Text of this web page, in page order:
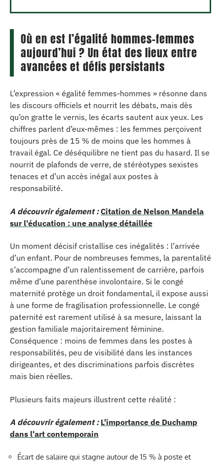
Où en est l’égalité hommes-femmes
aujourd’hui ? Un état des lieux entre
avancées et défis persistants
L’expression « égalité femmes-hommes » résonne dans
les discours officiels et nourrit les débats, mais dès
qu’on gratte le vernis, les écarts sautent aux yeux. Les
chiffres parlent d’eux-mêmes : les femmes perçoivent
toujours près de 15 % de moins que les hommes à
travail égal. Ce déséquilibre ne tient pas du hasard. Il se
nourrit de plafonds de verre, de stéréotypes sexistes
tenaces et d’un accès inégal aux postes à
responsabilité.
A découvrir également : Citation de Nelson Mandela
sur l'éducation : une analyse détaillée
Un moment décisif cristallise ces inégalités : l’arrivée
d’un enfant. Pour de nombreuses femmes, la parentalité
s’accompagne d’un ralentissement de carrière, parfois
même d’une parenthèse involontaire. Si le congé
maternité protège un droit fondamental, il expose aussi
à une forme de fragilisation professionnelle. Le congé
paternité est rarement utilisé à sa mesure, laissant la
gestion familiale majoritairement féminine.
Conséquence : moins de femmes dans les postes à
responsabilités, peu de visibilité dans les instances
dirigeantes, et des discriminations parfois discrètes
mais bien réelles.
Plusieurs faits majeurs illustrent cette réalité :
A découvrir également : L'importance de Duchamp
dans l'art contemporain
Écart de salaire qui stagne autour de 15 % à poste et